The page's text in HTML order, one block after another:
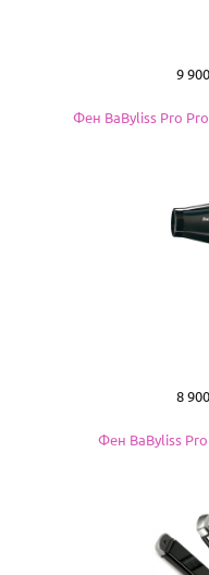
Цена
9 900
Фен BaByliss Pro
Цена
8 900
Фен BaByliss Pro